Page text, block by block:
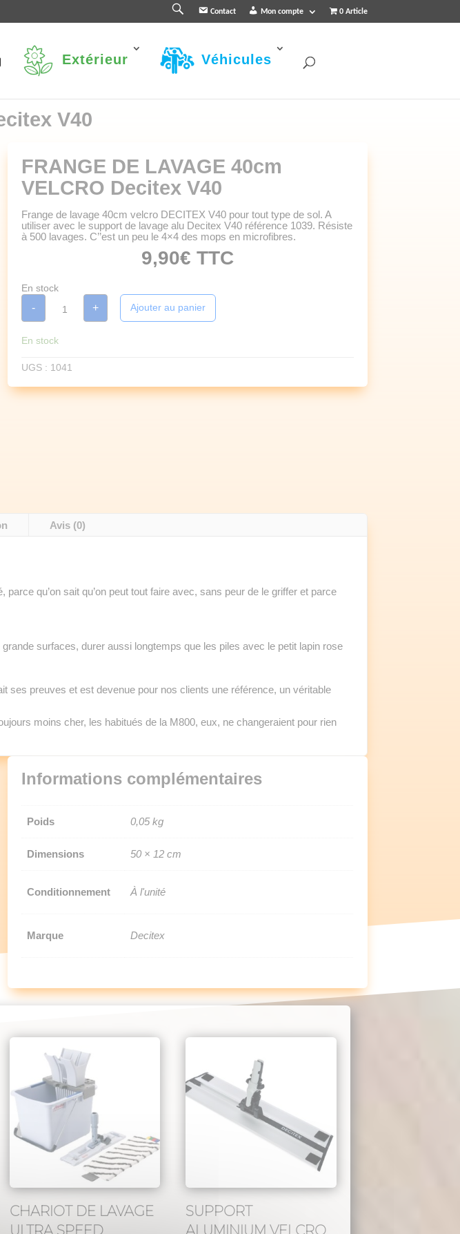
c
h
Contact Mon compte 0 Article
Extérieur Véhicules
V40
FRANGE DE LAVAGE 40cm
VELCRO Decitex V40
Frange de lavage 40cm velcro DECITEX V40 pour tout type de sol. A
utiliser avec le support de lavage alu Decitex V40 référence 1039. Résiste
à 500 lavages. C’’est un peu le 4×4 des mops en microfibres.
9,90€ TTC
En stock
-
quantité
FRANGE
LAVAGE
Decitex
+ Ajouter au panier
En stock
UGS : 1041
Avis (0)
qu’on sait qu’on peut tout faire avec, sans peur de le griffer et parce
surfaces, durer aussi longtemps que les piles avec le petit lapin rose
ses preuves et est devenue pour nos clients une référence, un véritable
moins cher, les habitués de la M800, eux, ne changeraient pour rien
Informations complémentaires
Poids 0,05 kg
Dimensions 50 × 12 cm
Conditionnement À l'unité
Marque Decitex
CHARIOT DE LAVAGE
SUPPORT